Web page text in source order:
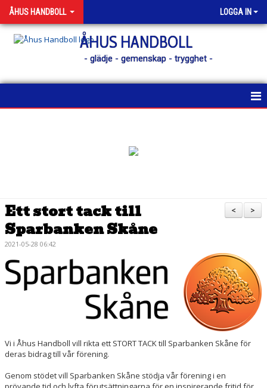
ÅHUS HANDBOLL LOGGA IN
ÅHUS HANDBOLL
- glädje - gemenskap - trygghet -
MATCHER
MEDLEM
SOCIALA MEDIER
>
<
Ett stort tack till
Sparbanken Skåne
2021-05-28 06:42
Vi i Åhus Handboll vill rikta ett STORT TACK till Sparbanken Skåne för
deras bidrag till vår förening.
Genom stödet vill Sparbanken Skåne stödja vår förening i en